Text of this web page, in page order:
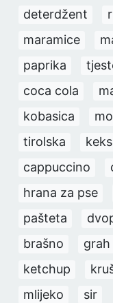
deterdžent
maramice
paprika
coca cola
kobasica
tirolska
cappuccino
hrana za pse
pašteta
brašno
grah
ketchup
mlijeko
sir